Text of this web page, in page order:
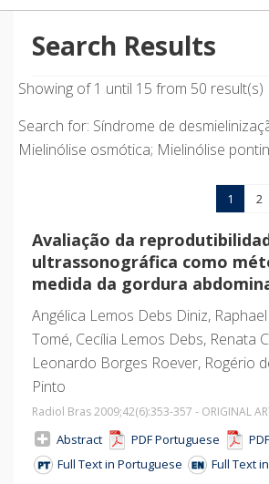
Search Results
Showing of 1 until 15 from 50 result(s)
Search for: Síndrome de
Mielinólise osmótica; Mielinólise
1 2
Avaliação da
ultrassonográfica como
medida da gordura
Angélica Lemos Debs Diniz,
Tomé, Cecília Lemos Debs, Renata
Leonardo Borges Roever, Rogério
Pinto
Radiol Bras 2009;42(6):353-357 - ORIGINAL
Abstract PDF Portuguese
Full Text in Portuguese
Full Text